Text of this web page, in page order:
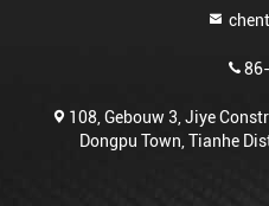
108, Gebouw 3, Jiye
Dongpu Town, Tianhe